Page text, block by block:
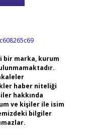
bir marka, kurum
haber niteliği
hakkında
ve kişiler ile isim
bilgiler